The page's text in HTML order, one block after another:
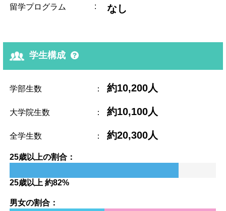
留学プログラム : なし
学生構成
学部生数 ： 約10,200人
大学院生数 ： 約10,100人
全学生数 ： 約20,300人
25歳以上の割合：
25歳以上 約82%
男女の割合：